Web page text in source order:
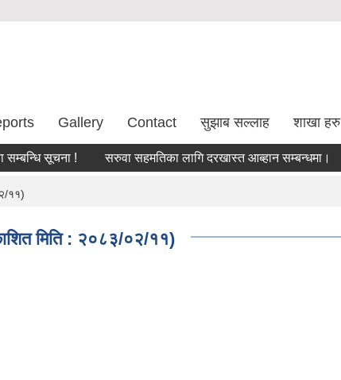
Gallery Contact सुझाब सल्लाह शाखा हरु
सूचना ! सरुवा सहमतिका लागि दरखास्त आब्हान सम्बन्धमा।
११)
मिति : २०८३/०२/११)